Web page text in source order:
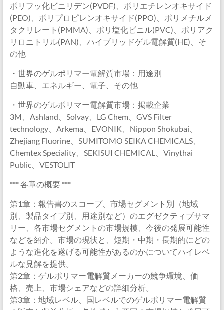
ポリフッ化ビニリデン(PVDF)、ポリエチレンオキサイド
(PEO)、ポリプロピレンオキサイド(PPO)、ポリメチルメ
タクリレート(PMMA)、ポリ塩化ビニル(PVC)、ポリアク
リロニトリル(PAN)、ハイブリッドゲル電解質(HE)、そ
の他
・世界のゲルポリマー電解質市場：用途別
自動車、エネルギー、電子、その他
・世界のゲルポリマー電解質市場：掲載企業
3M、Ashland、Solvay、LG Chem、GVS Filter
technology、Arkema、EVONIK、Nippon Shokubai、
Zhejiang Fluorine、SUMITOMO SEIKA CHEMICALS、
Chemtex Speciality、SEKISUI CHEMICAL、Vinythai
Public、VESTOLIT
*** 各章の概要 ***
第1章：報告書のスコープ、市場セグメント別（地域
別、製品タイプ別、用途別など）のエグゼクティブサマ
リー、各市場セグメントの市場規模、今後の発展可能性
などを紹介。市場の現状と、短期・中期・長期的にどの
ような進化を遂げる可能性があるのかについてハイレベ
ルな見解を提供。
第2章：ゲルポリマー電解質メーカーの競争環境、価
格、売上、市場シェアなどの詳細分析。
第3章：地域レベル、国レベルでのゲルポリマー電解質